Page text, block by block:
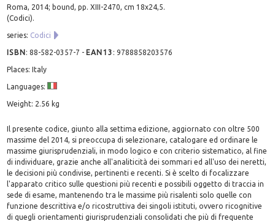
Roma, 2014; bound, pp. XIII-2470, cm 18x24,5.
(Codici).
series: Codici
ISBN:88-582-0357-7 - EAN13 :9788858203576
Places: Italy
Languages:
Weight: 2.56 kg
Il presente codice, giunto alla settima edizione, aggiornato con oltre 500
massime del 2014, si preoccupa di selezionare, catalogare ed ordinare le
massime giurisprudenziali, in modo logico e con criterio sistematico, al fine
di individuare, grazie anche all'analiticità dei sommari ed all'uso dei neretti,
le decisioni più condivise, pertinenti e recenti. Si è scelto di focalizzare
l'apparato critico sulle questioni più recenti e possibili oggetto di traccia in
sede di esame, mantenendo tra le massime più risalenti solo quelle con
funzione descrittiva e/o ricostruttiva dei singoli istituti, ovvero ricognitive
di quegli orientamenti giurisprudenziali consolidati che più di frequente